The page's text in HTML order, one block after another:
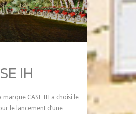
IH
CASE IH a choisi le
le lancement d’une